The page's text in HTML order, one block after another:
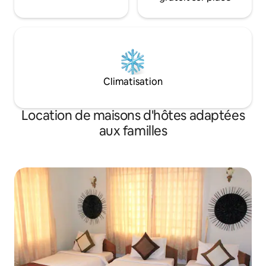
Climatisation
Location de maisons d'hôtes adaptées
aux familles